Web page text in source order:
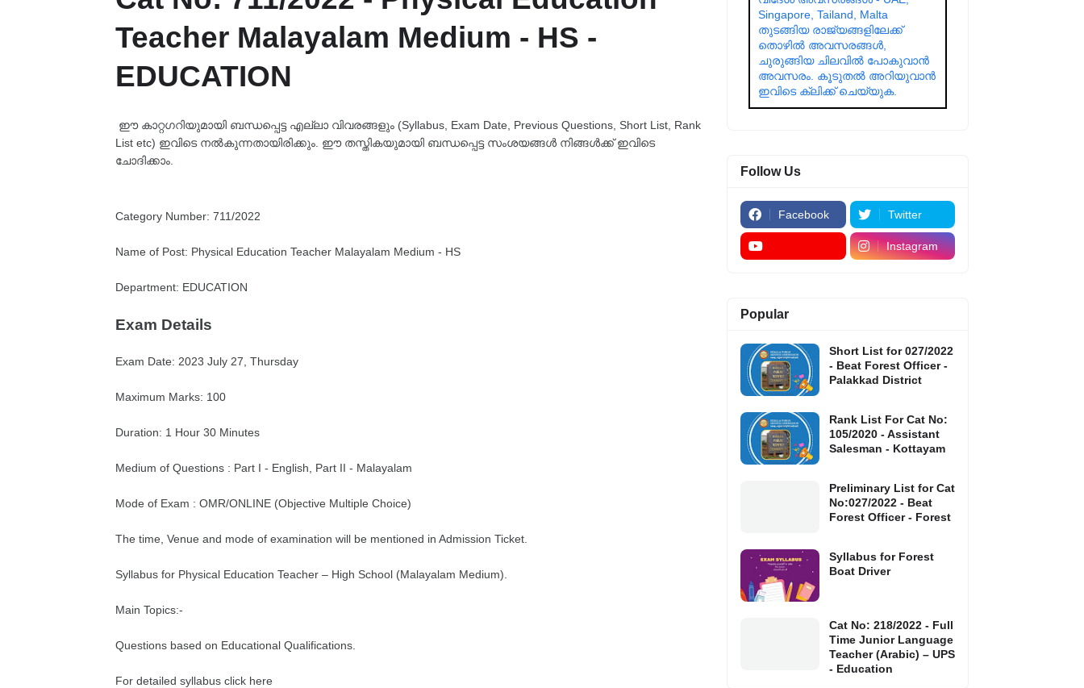
Teacher Malayalam Medium - HS -
EDUCATION
ഈ കാറ്റഗറിയുമായി ബന്ധപ്പെട്ട എല്ലാ വിവരങ്ങളും (Syllabus, Exam Date, Previous Questions, Short List, Rank
List etc) ഇവിടെ നൽകുന്നതായിരിക്കും. ഈ തസ്തികയുമായി ബന്ധപ്പെട്ട സംശയങ്ങൾ നിങ്ങൾക്ക് ഇവിടെ
ചോദിക്കാം.
Category Number: 711/2022
Name of Post: Physical Education Teacher Malayalam Medium - HS
Department: EDUCATION
Exam Details
Exam Date: 2023 July 27, Thursday
Maximum Marks: 100
Duration: 1 Hour 30 Minutes
Medium of Questions : Part I - English, Part II - Malayalam
Mode of Exam : OMR/ONLINE (Objective Multiple Choice)
The time, Venue and mode of examination will be mentioned in Admission Ticket.
Syllabus for Physical Education Teacher – High School (Malayalam Medium).
Main Topics:-
Questions based on Educational Qualifications.
For detailed syllabus click here
Singapore, Tailand, Malta
തുടങ്ങിയ രാജ്യങ്ങളിലേക്ക്
തൊഴിൽ അവസരങ്ങൾ,
ചുരുങ്ങിയ ചിലവിൽ പോകുവാൻ
അവസരം. കൂടുതൽ അറിയുവാൻ
ഇവിടെ ക്ലിക്ക് ചെയ്യുക.
Follow Us
Facebook Twitter
Instagram
Popular
Short List for 027/2022
- Beat Forest Officer -
Palakkad District
Rank List For Cat No:
105/2020 - Assistant
Salesman - Kottayam
Preliminary List for Cat
No:027/2022 - Beat
Forest Officer - Forest
Syllabus for Forest
Boat Driver
Cat No: 218/2022 - Full
Time Junior Language
Teacher (Arabic) – UPS
- Education